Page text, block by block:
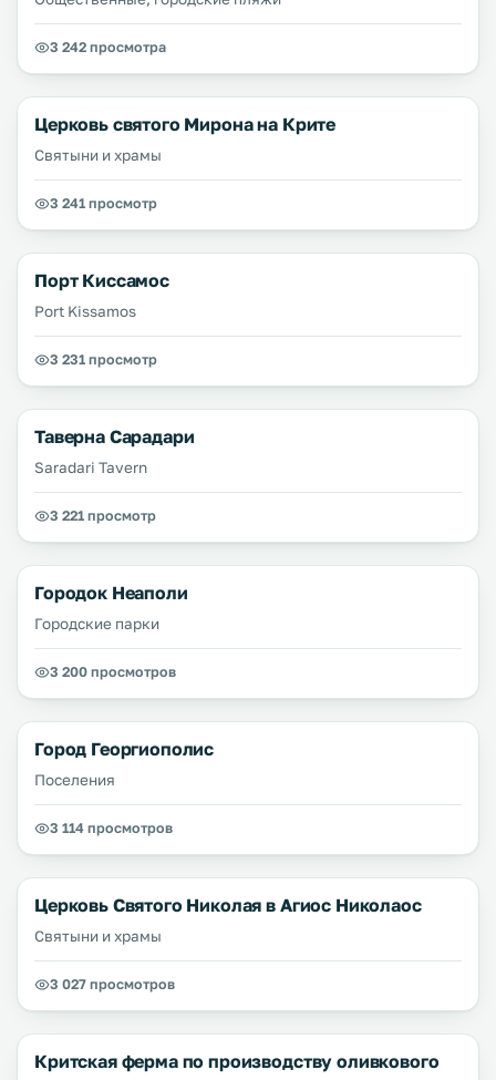
3 242 просмотра
Церковь святого Мирона на Крите
Святыни и храмы
3 241 просмотр
Порт Киссамос
Port Kissamos
3 231 просмотр
Таверна Сарадари
Saradari Tavern
3 221 просмотр
Городок Неаполи
Городские парки
3 200 просмотров
Город Георгиополис
Поселения
3 114 просмотров
Церковь Святого Николая в Агиос Николаос
Святыни и храмы
3 027 просмотров
Критская ферма по производству оливкового